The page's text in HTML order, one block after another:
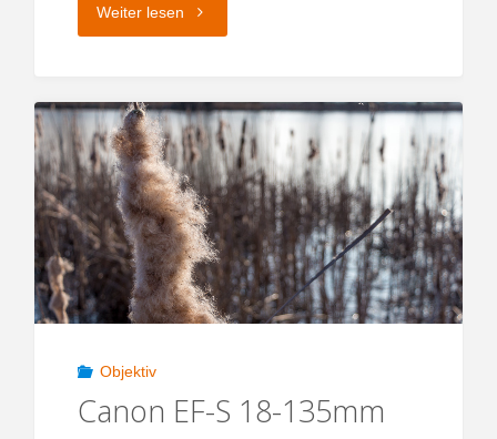
Weiter lesen"Canon
S
35mm
f/2.8
Makro
IS
Objektiv
Canon EF-S 18-135mm